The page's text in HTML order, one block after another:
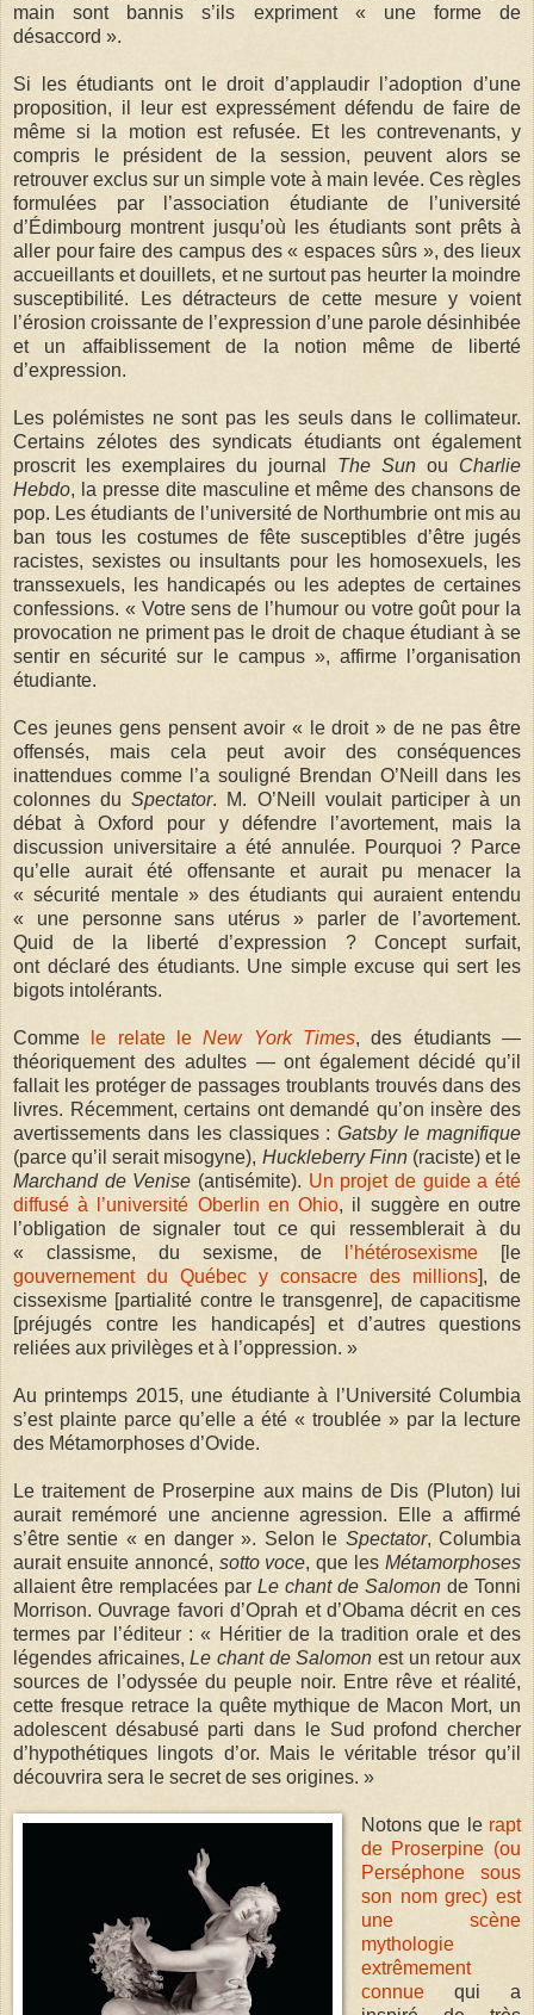
main sont bannis s’ils expriment « une forme de
désaccord ».
Si les étudiants ont le droit d’applaudir l’adoption d’une
proposition, il leur est expressément défendu de faire de
même si la motion est refusée. Et les contrevenants, y
compris le président de la session, peuvent alors se
retrouver exclus sur un simple vote à main levée. Ces règles
formulées par l’association étudiante de l’université
d’Édimbourg montrent jusqu’où les étudiants sont prêts à
aller pour faire des campus des « espaces sûrs », des lieux
accueillants et douillets, et ne surtout pas heurter la moindre
susceptibilité. Les détracteurs de cette mesure y voient
l’érosion croissante de l’expression d’une parole désinhibée
et un affaiblissement de la notion même de liberté
d’expression.
Les polémistes ne sont pas les seuls dans le collimateur.
Certains zélotes des syndicats étudiants ont également
proscrit les exemplaires du journal The Sun ou Charlie
Hebdo, la presse dite masculine et même des chansons de
pop. Les étudiants de l’université de Northumbrie ont mis au
ban tous les costumes de fête susceptibles d’être jugés
racistes, sexistes ou insultants pour les homosexuels, les
transsexuels, les handicapés ou les adeptes de certaines
confessions. « Votre sens de l’humour ou votre goût pour la
provocation ne priment pas le droit de chaque étudiant à se
sentir en sécurité sur le campus », affirme l’organisation
étudiante.
Ces jeunes gens pensent avoir « le droit » de ne pas être
offensés, mais cela peut avoir des conséquences
inattendues comme l’a souligné Brendan O’Neill dans les
colonnes duSpectator. M. O’Neill voulait participer à un
débat à Oxford pour y défendre l’avortement, mais la
discussion universitaire a été annulée. Pourquoi ? Parce
qu’elle aurait été offensante et aurait pu menacer la
« sécurité mentale » des étudiants qui auraient entendu
« une personne sans utérus » parler de l’avortement.
Quid de la liberté d’expression ? Concept surfait,
ont déclaré des étudiants. Une simple excuse qui sert les
bigots intolérants.
Comme le relate leNew York Times, des étudiants —
théoriquement des adultes — ont également décidé qu’il
fallait les protéger de passages troublants trouvés dans des
livres. Récemment, certains ont demandé qu’on insère des
avertissements dans les classiques :Gatsby le magnifique
(parce qu’il serait misogyne), Huckleberry Finn(raciste) et le
Marchand de Venise (antisémite). Un projet de guide a été
diffusé à l’université Oberlin en Ohio, il suggère en outre
l’obligation de signaler tout ce qui ressemblerait à du
« classisme, du sexisme, de
l’hétérosexisme [le
gouvernement du Québec y consacre des millions], de
cissexisme [partialité contre le transgenre], de capacitisme
[préjugés contre les handicapés] et d’autres questions
reliées aux privilèges et à l’oppression. »
Au printemps 2015, une étudiante à l’Université Columbia
s’est plainte parce qu’elle a été « troublée » par la lecture
des Métamorphoses d’Ovide.
Le traitement de Proserpine aux mains de Dis (Pluton) lui
aurait remémoré une ancienne agression. Elle a affirmé
s’être sentie « en danger ». Selon le Spectator, Columbia
aurait ensuite annoncé, sotto voce, que lesMétamorphoses
allaient être remplacées par Le chant de Salomon de Tonni
Morrison. Ouvrage favori d’Oprah et d’Obama décrit en ces
termes par l’éditeur : « Héritier de la tradition orale et des
légendes africaines,Le chant de Salomon est un retour aux
sources de l’odyssée du peuple noir. Entre rêve et réalité,
cette fresque retrace la quête mythique de Macon Mort, un
adolescent désabusé parti dans le Sud profond chercher
d’hypothétiques lingots d’or. Mais le véritable trésor qu’il
découvrira sera le secret de ses origines. »
Notons que le rapt
de Proserpine (ou
Perséphone sous
son nom grec) est
une scène
mythologie
extrêmement
connuequi a